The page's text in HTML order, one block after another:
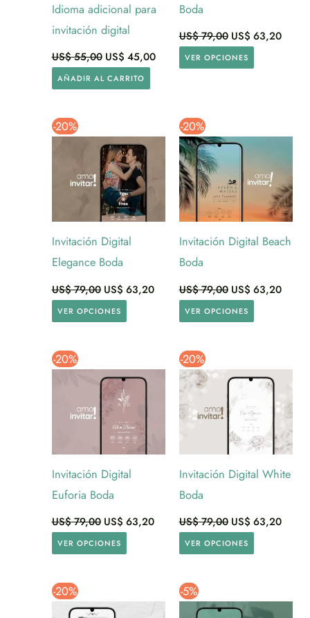
Idioma adicional para
invitación digital
US$55,00 El
precio
original
era:
US$ 45,00El
precio
AÑADIR AL CARRITO
Boda
US$79,00 US$ 63,20
VER OPCIONES
-20%
Invitación Digital
Elegance Boda
US$79,00 US$ 63,20
VER OPCIONES
-20%
Invitación Digital Beach
Boda
US$79,00 US$ 63,20
VER OPCIONES
-20%
Invitación Digital
Euforia Boda
US$79,00 US$ 63,20
VER OPCIONES
-20%
Invitación Digital White
Boda
US$79,00 US$ 63,20
VER OPCIONES
-20% -5%